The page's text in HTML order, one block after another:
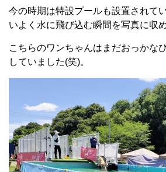
今の時期は特設プールも設置されて
いよく水に飛び込む瞬間を写真に収
こちらのワンちゃんはまだおっかな
していました(笑)。